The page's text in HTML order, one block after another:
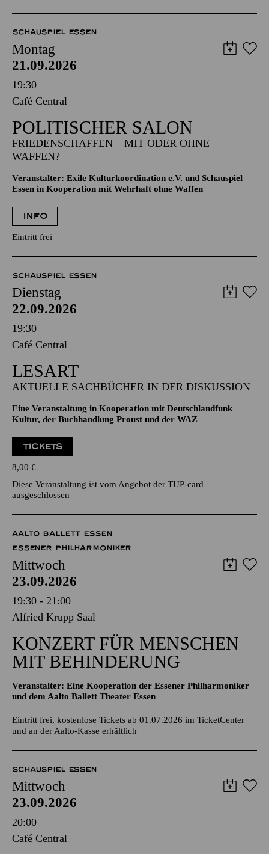
SCHAUSPIEL ESSEN
Montag
21.09.2026
19:30
Café Central
POLITISCHER SALON
FRIEDENSCHAFFEN – MIT ODER OHNE
WAFFEN?
Veranstalter: Exile Kulturkoordination e.V. und Schauspiel
Essen in Kooperation mit Wehrhaft ohne Waffen
INFO
Eintritt frei
SCHAUSPIEL ESSEN
Dienstag
22.09.2026
19:30
Café Central
LESART
AKTUELLE SACHBÜCHER IN DER DISKUSSION
Eine Veranstaltung in Kooperation mit Deutschlandfunk
Kultur, der Buchhandlung Proust und der WAZ
TICKETS
8,00 €
Diese Veranstaltung ist vom Angebot der TUP-card
ausgeschlossen
AALTO BALLETT ESSEN
ESSENER PHILHARMONIKER
Mittwoch
23.09.2026
19:30 - 21:00
Alfried Krupp Saal
KONZERT FÜR MENSCHEN
MIT BEHINDERUNG
Veranstalter: Eine Kooperation der Essener Philharmoniker
und dem Aalto Ballett Theater Essen
Eintritt frei, kostenlose Tickets ab 01.07.2026 im TicketCenter
und an der Aalto-Kasse erhältlich
SCHAUSPIEL ESSEN
Mittwoch
23.09.2026
20:00
Café Central